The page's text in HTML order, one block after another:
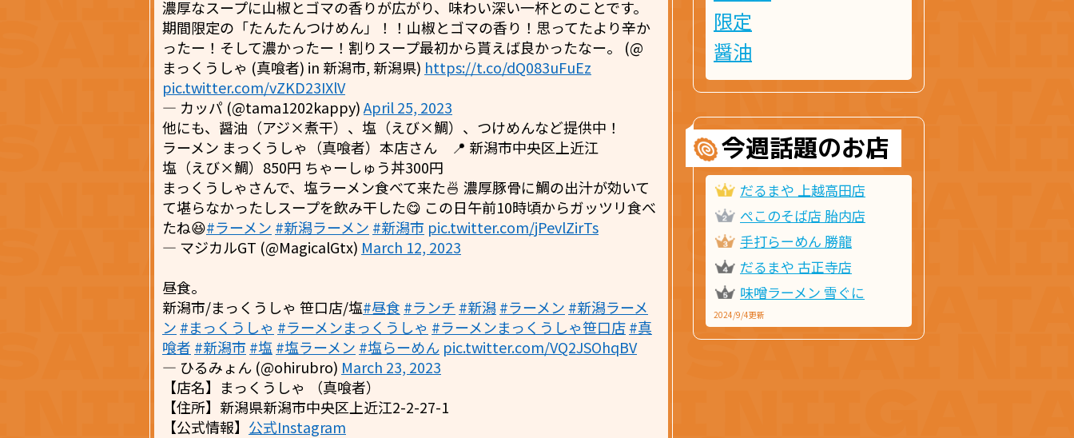
濃厚なスープに山椒とゴマの香りが広がり、味わい深い一杯とのことです。
期間限定の「たんたんつけめん」！！山椒とゴマの香り！思ってたより辛か
ったー！そして濃かったー！割りスープ最初から貰えば良かったなー。 (@
まっくうしゃ (真喰者) in 新潟市, 新潟県) https://t.co/dQ083uFuEz
pic.twitter.com/vZKD23IXlV
— カッパ (@tama1202kappy)April 25, 2023
他にも、醤油（アジ×煮干）、塩（えび×鯛）、つけめんなど提供中！
ラーメン まっくうしゃ（真喰者）本店さん 📍 新潟市中央区上近江
塩（えび×鯛）850円 ちゃーしゅう丼300円
まっくうしゃさんで、塩ラーメン食べて来た🍜 濃厚豚骨に鯛の出汁が効いて
て堪らなかったしスープを飲み干した😋 この日午前10時頃からガッツリ食べ
たね😆#ラーメン #新潟ラーメン #新潟市 pic.twitter.com/jPevlZirTs
— マジカルGT (@MagicalGtx) March 12, 2023
昼食。
新潟市/まっくうしゃ 笹口店/塩#昼食 #ランチ #新潟 #ラーメン #新潟ラーメ
ン #まっくうしゃ #ラーメンまっくうしゃ #ラーメンまっくうしゃ笹口店#真
喰者 #新潟市 #塩 #塩ラーメン #塩らーめん pic.twitter.com/VQ2JSOhqBV
— ひるみょん (@ohirubro) March 23, 2023
【店名】まっくうしゃ （真喰者）
【住所】新潟県新潟市中央区上近江2-2-27-1
【公式情報】 公式Instagram
限定
醤油
今週話題のお店
だるまや 上越高田店
ぺこのそば店 胎内店
手打らーめん 勝龍
だるまや 古正寺店
味噌ラーメン 雪ぐに
2024/9/4更新